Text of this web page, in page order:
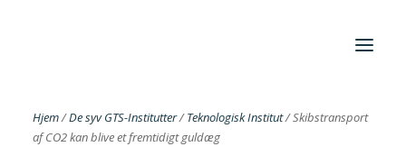
Foreningen
Hjem/De syv GTS-Institutter/Teknologisk Institut/Skibstransport
af CO2 kan blive et fremtidigt guldæg